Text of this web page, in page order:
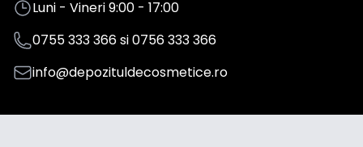
Luni - Vineri 9:00 - 17:00
0755 333 366si0756 333 366
info@depozituldecosmetice.ro